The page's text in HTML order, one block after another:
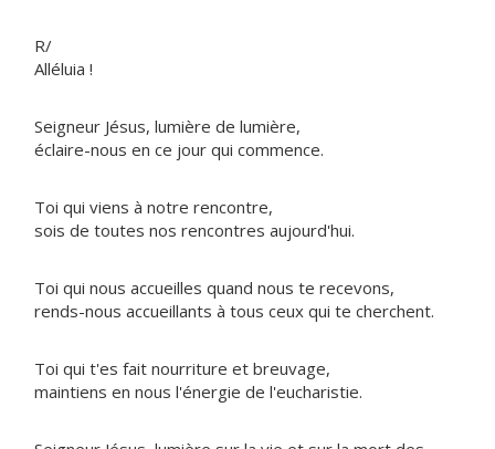
R/
Alléluia !
Seigneur Jésus, lumière de lumière,
éclaire-nous en ce jour qui commence.
Toi qui viens à notre rencontre,
sois de toutes nos rencontres aujourd'hui.
Toi qui nous accueilles quand nous te recevons,
rends-nous accueillants à tous ceux qui te cherchent.
Toi qui t'es fait nourriture et breuvage,
maintiens en nous l'énergie de l'eucharistie.